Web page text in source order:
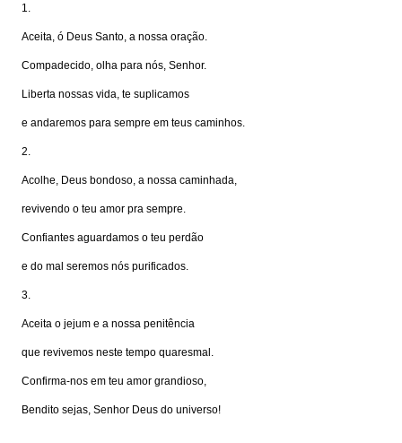
1.
Aceita, ó Deus Santo, a nossa oração.
Compadecido, olha para nós, Senhor.
Liberta nossas vida, te suplicamos
e andaremos para sempre em teus caminhos.
2.
Acolhe, Deus bondoso, a nossa caminhada,
revivendo o teu amor pra sempre.
Confiantes aguardamos o teu perdão
e do mal seremos nós purificados.
3.
Aceita o jejum e a nossa penitência
que revivemos neste tempo quaresmal.
Confirma-nos em teu amor grandioso,
Bendito sejas, Senhor Deus do universo!